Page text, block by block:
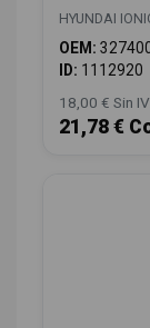
HYUNDAI
OEM:
ID: 1112920
18,00 € Sin
21,78 €